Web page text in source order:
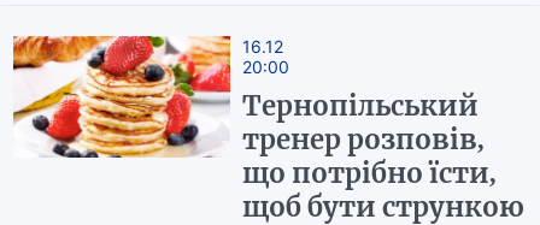
16.12
20:00
Тернопільський
тренер розповів,
що потрібно їсти,
щоб бути стрункою